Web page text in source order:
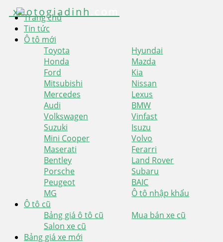
Trang chủ
Tin tức
Ô tô mới
Toyota
Hyundai
Honda
Mazda
Ford
Kia
Mitsubishi
Nissan
Mercedes
Lexus
Audi
BMW
Volkswagen
Vinfast
Suzuki
Isuzu
Mini Cooper
Volvo
Maserati
Ferarri
Bentley
Land Rover
Porsche
Subaru
Peugeot
BAIC
MG
Ô tô nhập khẩu
Ô tô cũ
Bảng giá ô tô cũ
Mua bán xe cũ
Salon xe cũ
Bảng giá xe mới
xeotogiadinh